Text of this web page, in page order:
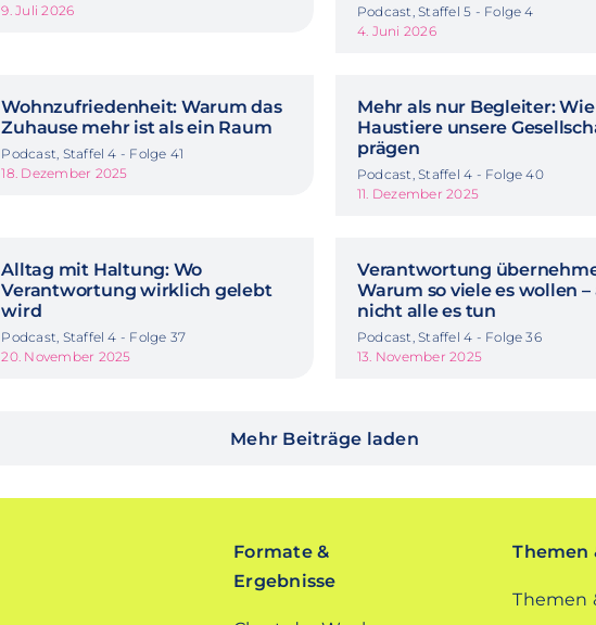
9. Juli 2026
Podcast, Staffel 5 - Folge 4
4. Juni 2026
Wohnzufriedenheit: Warum das
Zuhause mehr ist als ein Raum
Podcast, Staffel 4 - Folge 41
18. Dezember 2025
Mehr als nur Begleiter: Wie
Haustiere unsere
prägen
Podcast, Staffel 4 - Folge 40
11. Dezember 2025
Alltag mit Haltung: Wo
Verantwortung wirklich gelebt
wird
Podcast, Staffel 4 - Folge 37
20. November 2025
Verantwortung
Warum so viele es wollen –
nicht alle es tun
Podcast, Staffel 4 - Folge 36
13. November 2025
Mehr Beiträge laden
Formate &
Ergebnisse
Themen
Themen